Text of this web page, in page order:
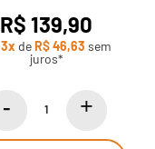
R$ 139,90
3x deR$ 46,63 sem
juros*